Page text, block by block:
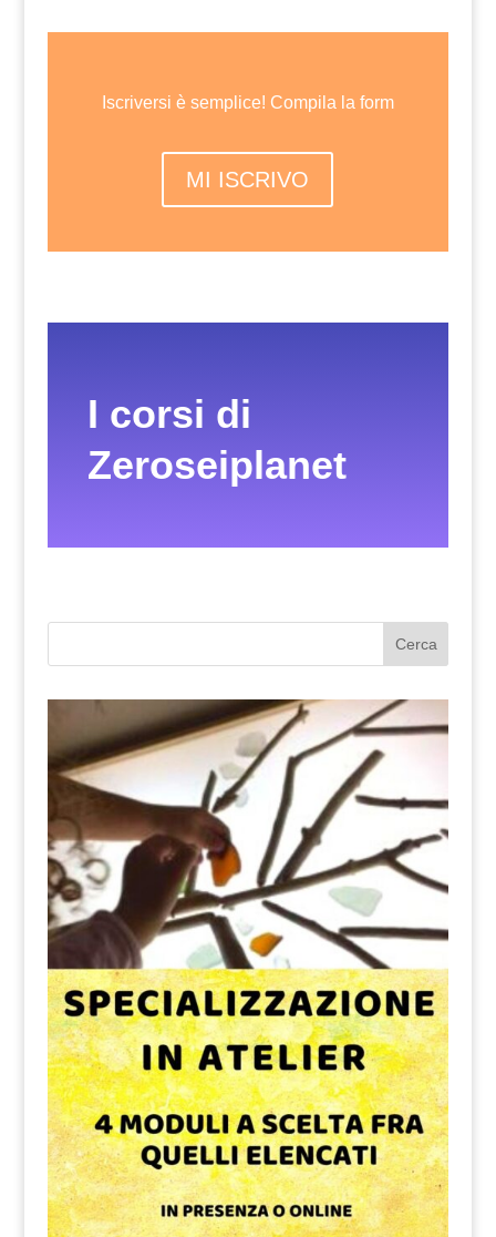
Iscriversi è semplice! Compila la form
MI ISCRIVO
I corsi di
Zeroseiplanet
Cerca